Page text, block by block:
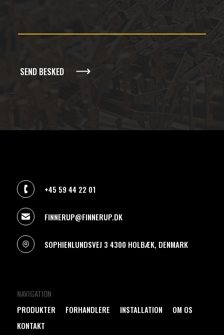
+45 59 44 22 01
FINNERUP@FINNERUP.DK
SOPHIENLUNDSVEJ 3 4300 HOLBÆK, DENMARK
NAVIGATION
PRODUKTER
FORHANDLERE INSTALLATION
OM OS
KONTAKT